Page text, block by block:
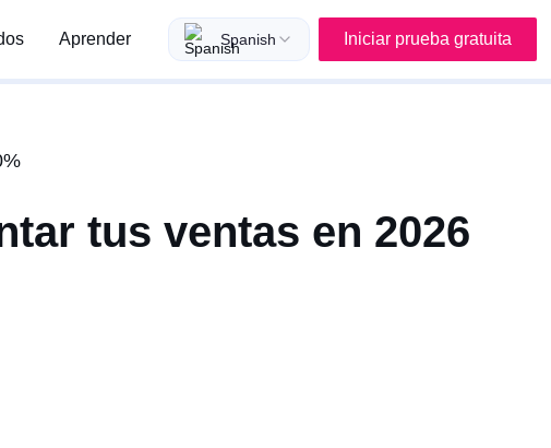
Aprender Spanish Iniciar prueba gratuita
tus ventas en 2026